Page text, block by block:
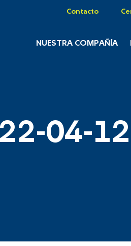
Contacto
NUESTRA COMPAÑÍA
04-